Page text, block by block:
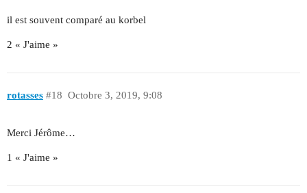
il est souvent comparé au korbel
2 « J'aime »
rotasses Octobre 3, 2019, 9:08
#18
Merci Jérôme…
1 « J'aime »